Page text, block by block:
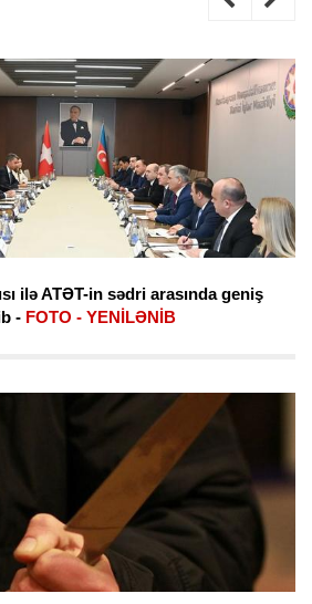
ilə ATƏT-in sədri arasında geniş
- FOTO - YENİLƏNİB